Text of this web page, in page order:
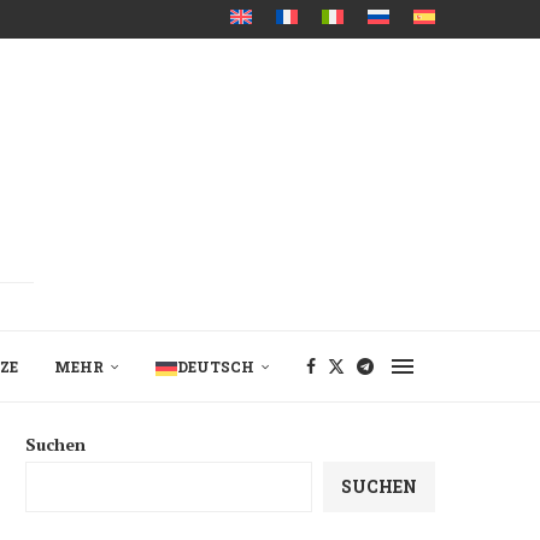
MEHR DEUTSCH
Suchen
SUCHEN